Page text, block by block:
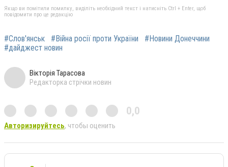
Якщо ви помітили помилку, виділіть необхідний текст і натисніть Ctrl + Enter, щоб
повідомити про це редакцію
#Слов'янськ #Війна росії проти України
#Новини Донеччини
#дайджест новин
Вікторія Тарасова
Редакторка стрічки новин
0,0
Авторизируйтесь, чтобы оценить